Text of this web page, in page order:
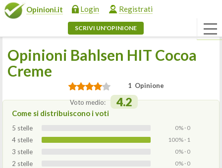
Opinioni.it Login Registrati
SCRIVI UN'OPINIONE
Opinioni Bahlsen HIT Cocoa
Creme
1 Opinione
Voto medio: 4.2
Come si distribuiscono i voti
5 stelle 0% · 0
4 stelle 100% · 1
3 stelle 0% · 0
2 stelle 0% · 0